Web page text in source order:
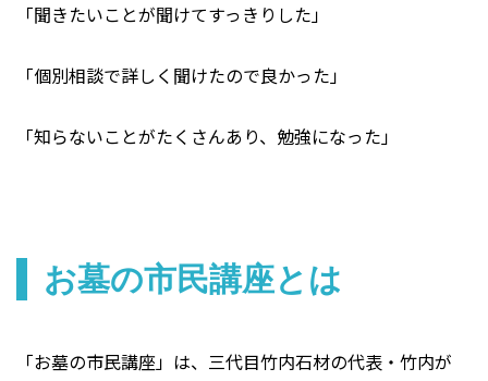
「聞きたいことが聞けてすっきりした」
「個別相談で詳しく聞けたので良かった」
「知らないことがたくさんあり、勉強になった」
お墓の市民講座とは
「お墓の市民講座」は、三代目竹内石材の代表・竹内が